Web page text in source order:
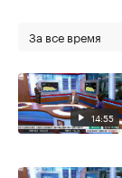
За все время
14:55